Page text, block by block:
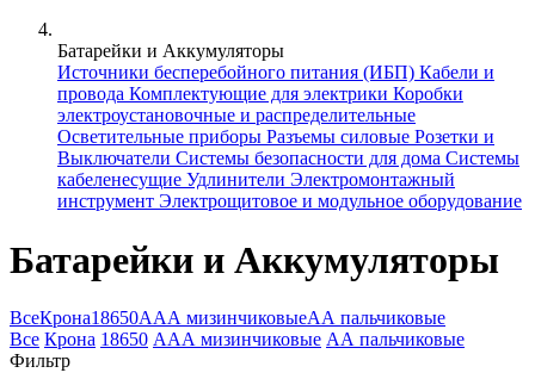
Батарейки и Аккумуляторы
Источники бесперебойного питания (ИБП) Кабели и
провода Комплектующие для электрики Коробки
электроустановочные и распределительные
Осветительные приборы Разъемы силовые Розетки и
Выключатели Системы безопасности для дома Системы
кабеленесущие Удлинители Электромонтажный
инструмент Электрощитовое и модульное оборудование
Батарейки и Аккумуляторы
ВсеКрона18650ААА мизинчиковыеАА пальчиковые
Все Крона 18650 ААА мизинчиковые АА пальчиковые
Фильтр